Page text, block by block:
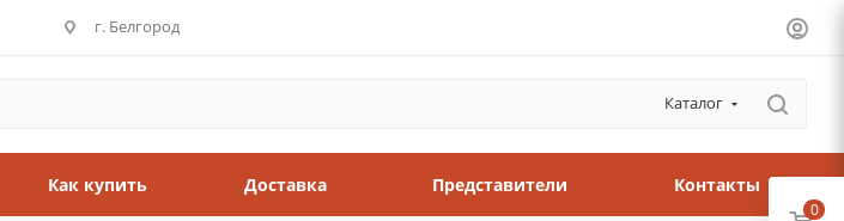
г. Белгород
Каталог
Как купить Доставка Представители Контакты
0